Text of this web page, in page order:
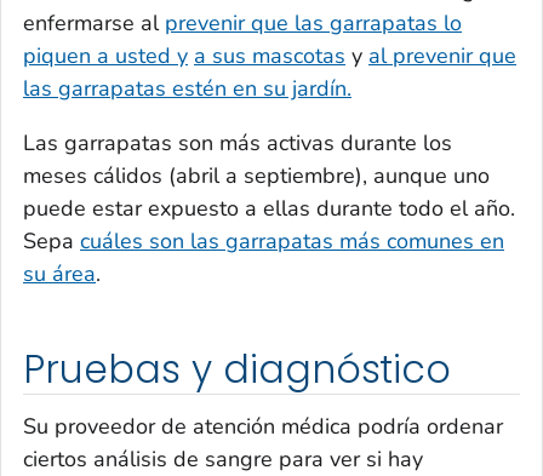
enfermarse al prevenir que las garrapatas lo
piquen a usted y a sus mascotas y al prevenir que
las garrapatas estén en su jardín.
Las garrapatas son más activas durante los
meses cálidos (abril a septiembre), aunque uno
puede estar expuesto a ellas durante todo el año.
Sepa cuáles son las garrapatas más comunes en
su área.
Pruebas y diagnóstico
Su proveedor de atención médica podría ordenar
ciertos análisis de sangre para ver si hay